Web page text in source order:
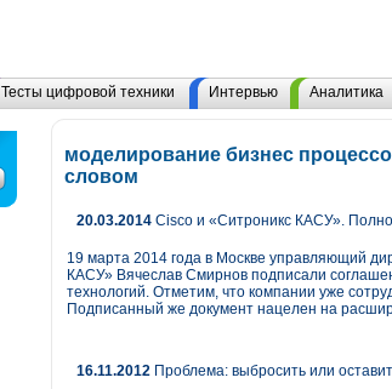
Тесты цифровой техники Интервью Аналитика
моделирование бизнес
словом
20.03.2014 Cisco и «Ситроникс КАСУ».
19 марта 2014 года в Москве управляющий
КАСУ» Вячеслав Смирнов подписали
технологий. Отметим, что компании уже
Подписанный же документ нацелен на
16.11.2012 Проблема: выбросить или